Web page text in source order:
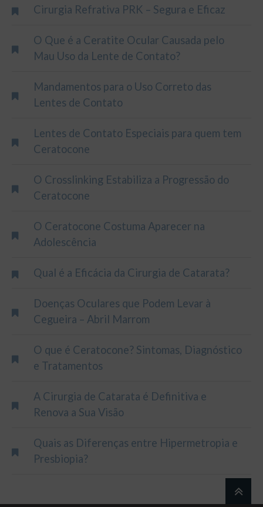
Cirurgia Refrativa PRK – Segura e Eficaz
O Que é a Ceratite Ocular Causada pelo
Mau Uso da Lente de Contato?
Mandamentos para o Uso Correto das
Lentes de Contato
Lentes de Contato Especiais para quem tem
Ceratocone
O Crosslinking Estabiliza a Progressão do
Ceratocone
O Ceratocone Costuma Aparecer na
Adolescência
Qual é a Eficácia da Cirurgia de Catarata?
Doenças Oculares que Podem Levar à
Cegueira – Abril Marrom
O que é Ceratocone? Sintomas, Diagnóstico
e Tratamentos
A Cirurgia de Catarata é Definitiva e
Renova a Sua Visão
Quais as Diferenças entre Hipermetropia e
Presbiopia?